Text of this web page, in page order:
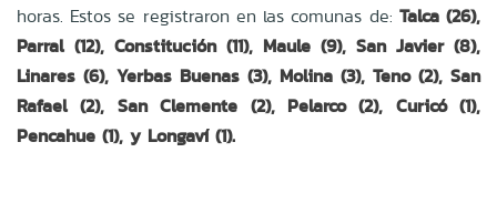
horas. Estos se registraron en las comunas de: Talca (26),
Parral (12), Constitución (11), Maule (9), San Javier (8),
Linares (6), Yerbas Buenas (3), Molina (3), Teno (2), San
Rafael (2), San Clemente (2), Pelarco (2), Curicó (1),
Pencahue (1), y Longaví (1).